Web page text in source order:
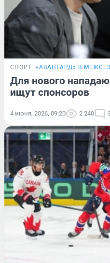
СПОРТ «АВАНГАРД» В
Для нового
ищут спонсоров
4 июня, 2026, 09:20 2 240